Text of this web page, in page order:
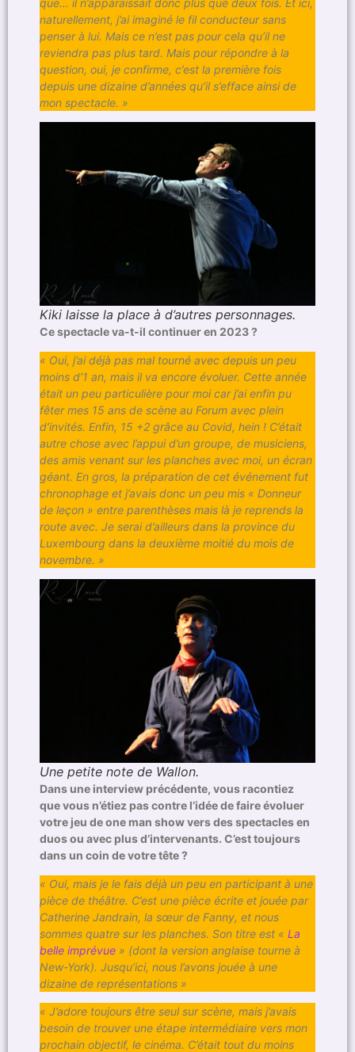
que… il n’apparaissait donc plus que deux fois. Et ici,
naturellement, j’ai imaginé le fil conducteur sans
penser à lui. Mais ce n’est pas pour cela qu’il ne
reviendra pas plus tard. Mais pour répondre à la
question, oui, je confirme, c’est la première fois
depuis une dizaine d’années qu’il s’efface ainsi de
mon spectacle. »
Kiki laisse la place à d’autres personnages.
Ce spectacle va-t-il continuer en 2023 ?
« Oui, j’ai déjà pas mal tourné avec depuis un peu
moins d’1 an, mais il va encore évoluer. Cette année
était un peu particulière pour moi car j’ai enfin pu
fêter mes 15 ans de scène au Forum avec plein
d’invités. Enfin, 15 +2 grâce au Covid, hein ! C’était
autre chose avec l’appui d’un groupe, de musiciens,
des amis venant sur les planches avec moi, un écran
géant. En gros, la préparation de cet événement fut
chronophage et j’avais donc un peu mis « Donneur
de leçon » entre parenthèses mais là je reprends la
route avec. Je serai d’ailleurs dans la province du
Luxembourg dans la deuxième moitié du mois de
novembre. »
Une petite note de Wallon.
Dans une interview précédente, vous racontiez
que vous n’étiez pas contre l’idée de faire évoluer
votre jeu de one man show vers des spectacles en
duos ou avec plus d’intervenants. C’est toujours
dans un coin de votre tête ?
« Oui, mais je le fais déjà un peu en participant à une
pièce de théâtre. C’est une pièce écrite et jouée par
Catherine Jandrain, la sœur de Fanny, et nous
sommes quatre sur les planches. Son titre est « La
belle imprévue » (dont la version anglaise tourne à
New-York). Jusqu’ici, nous l’avons jouée à une
dizaine de représentations »
« J’adore toujours être seul sur scène, mais j’avais
besoin de trouver une étape intermédiaire vers mon
prochain objectif, le cinéma. C’était tout du moins